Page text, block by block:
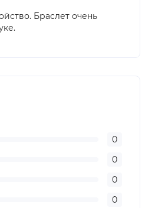
Браслет очень
0
0
0
0